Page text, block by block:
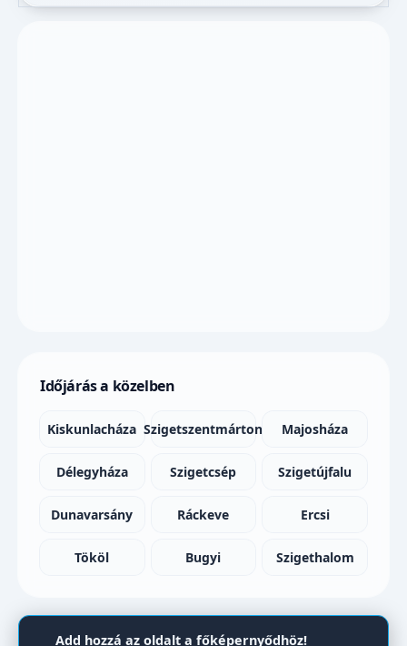
Időjárás a közelben
Kiskunlacháza Szigetszentmárton Majosháza
Délegyháza Szigetcsép Szigetújfalu
Dunavarsány Ráckeve Ercsi
Tököl Bugyi Szigethalom
Add hozzá az oldalt a főképernyődhöz!